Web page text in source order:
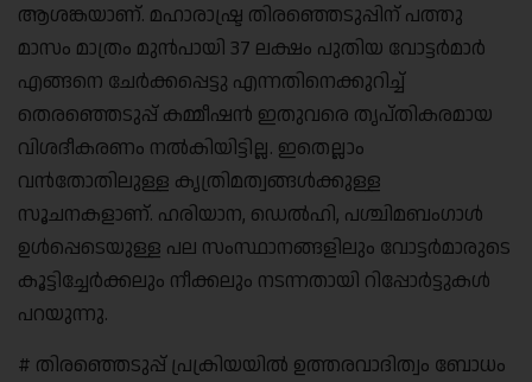
ആശങ്കയാണ്. മഹാരാഷ്ട്ര തിരഞ്ഞെടുപ്പിന് പത്തു
മാസം മാത്രം മുൻപായി 37 ലക്ഷം പുതിയ വോട്ടർമാർ
എങ്ങനെ ചേർക്കപ്പെട്ടു എന്നതിനെക്കുറിച്ച്
തെരഞ്ഞെടുപ്പ് കമ്മീഷൻ ഇതുവരെ തൃപ്തികരമായ
വിശദീകരണം നൽകിയിട്ടില്ല. ഇതെല്ലാം
വൻതോതിലുള്ള കൃത്രിമത്വങ്ങൾക്കുള്ള
സൂചനകളാണ്. ഹരിയാന, ഡെൽഹി, പശ്ചിമബംഗാൾ
ഉൾപ്പെടെയുള്ള പല സംസ്ഥാനങ്ങളിലും വോട്ടർമാരുടെ
കൂട്ടിച്ചേർക്കലും നീക്കലും നടന്നതായി റിപ്പോർട്ടുകൾ
പറയുന്നു.
# തിരഞ്ഞെടുപ്പ് പ്രക്രിയയിൽ ഉത്തരവാദിത്വം ബോധം